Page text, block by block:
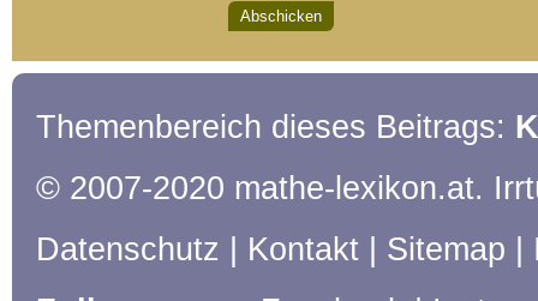
Themenbereich dieses Beitrags:
© 2007-2020 mathe-lexikon.at.
Datenschutz
Kontakt Sitemap